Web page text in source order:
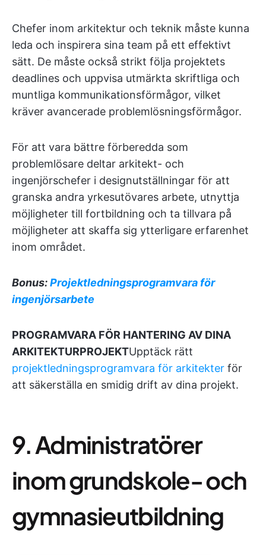
Chefer inom arkitektur och teknik måste kunna
leda och inspirera sina team på ett effektivt
sätt. De måste också strikt följa projektets
deadlines och uppvisa utmärkta skriftliga och
muntliga kommunikationsförmågor, vilket
kräver avancerade problemlösningsförmågor.
För att vara bättre förberedda som
problemlösare deltar arkitekt- och
ingenjörschefer i designutställningar för att
granska andra yrkesutövares arbete, utnyttja
möjligheter till fortbildning och ta tillvara på
möjligheter att skaffa sig ytterligare erfarenhet
inom området.
Bonus:Projektledningsprogramvara för
ingenjörsarbete
PROGRAMVARA FÖR HANTERING AV DINA
ARKITEKTURPROJEKTUpptäck rätt
projektledningsprogramvara för arkitekter för
att säkerställa en smidig drift av dina projekt.
9. Administratörer
inom grundskole- och
gymnasieutbildning